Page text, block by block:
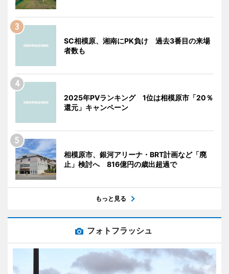
SC相模原、湘南にPK負け 過去3番目の来場
者数も
2025年PVランキング 1位は相模原市「20％
還元」キャンペーン
相模原市、銀河アリーナ・BRT計画など「廃
止」検討へ 816億円の歳出超過で
もっと見る
フォトフラッシュ